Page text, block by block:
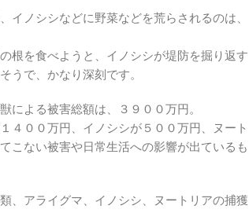
イノシシなどに野菜などを荒らされるのは、
根を食べようと、イノシシが堤防を掘り返す
うで、かなり深刻です。
による被害総額は、３９００万円。
４００万円、イノシシが５００万円、ヌート
こない被害や日常生活への影響が出ているも
、アライグマ、イノシシ、ヌートリアの捕獲